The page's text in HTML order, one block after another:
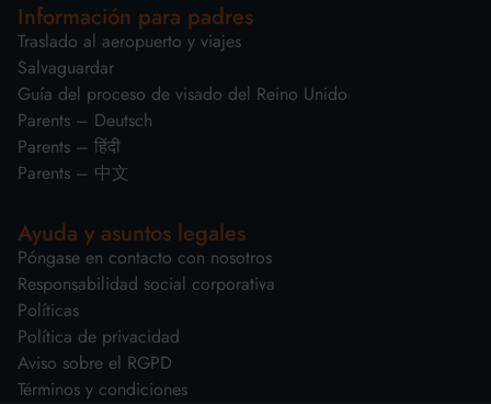
Información para padres
Traslado al aeropuerto y viajes
Salvaguardar
Guía del proceso de visado del Reino Unido
Parents – Deutsch
Parents – हिंदी
Parents – 中文
Ayuda y asuntos legales
Póngase en contacto con nosotros
Responsabilidad social corporativa
Políticas
Política de privacidad
Aviso sobre el RGPD
Términos y condiciones